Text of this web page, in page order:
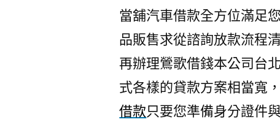
當舖汽車借款全方位滿足
品販售求從諮詢放款流程
再辦理鶯歌借錢本公司台
式各樣的貸款方案相當寬
借款只要您準備身分證件